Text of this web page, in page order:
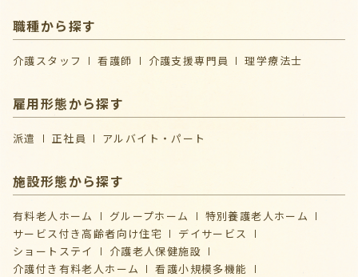
職種から探す
介護スタッフ 看護師 介護支援専門員 理学療法士
雇用形態から探す
派遣 正社員 アルバイト・パート
施設形態から探す
有料老人ホーム グループホーム
特別養護老人ホーム
サービス付き高齢者向け住宅
デイサービス
ショートステイ
介護⽼⼈保健施設
介護付き有料老人ホーム
看護小規模多機能